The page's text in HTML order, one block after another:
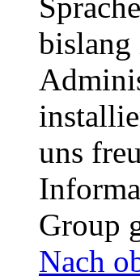
bislang
uns
Group
Nach